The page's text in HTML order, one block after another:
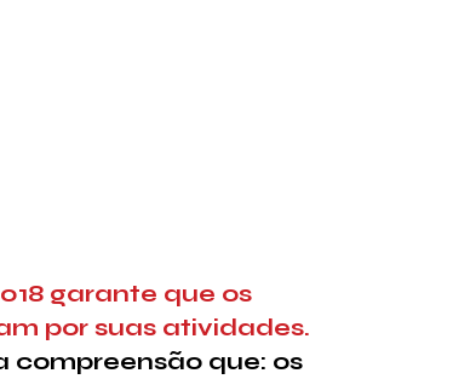
garante que os
por suas atividades.
compreensão que: os